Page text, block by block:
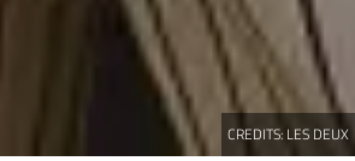
CREDITS: LES DEUX